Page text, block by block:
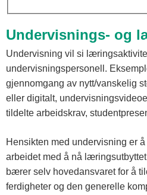
Undervisnings- og
Undervisning vil si
undervisningspersonell.
gjennomgang av nytt/vanskelig
eller digitalt,
tildelte arbeidskrav,
Hensikten med undervisning er
arbeidet med å nå
bærer selv hovedansvaret for å
ferdigheter og den generelle